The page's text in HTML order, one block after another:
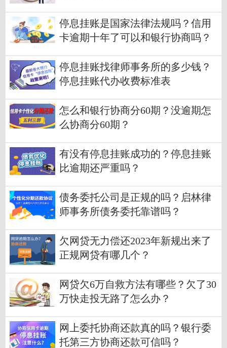
停息挂账是国家法律法规吗？信用
卡逾期十年了可以和银行协商吗？
停息挂账找律师事务所的多少钱？
停息挂账代办收费标准表
怎么和银行协商分60期？没逾期怎
么协商分60期？
有没有停息挂账成功的？停息挂账
比逾期还严重吗？
债务委托公司是正规的吗？启林律
师事务所债务委托靠谱吗？
欠网贷无力偿还2023年新规出来了
正规网贷有哪几个？
网贷欠6万自救方法有哪些？欠了30
万快走投无路了怎么办？
网上委托协商还款真的吗？银行委
托第三方协商还款可信吗？